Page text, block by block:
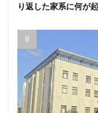
り返した家系に何が